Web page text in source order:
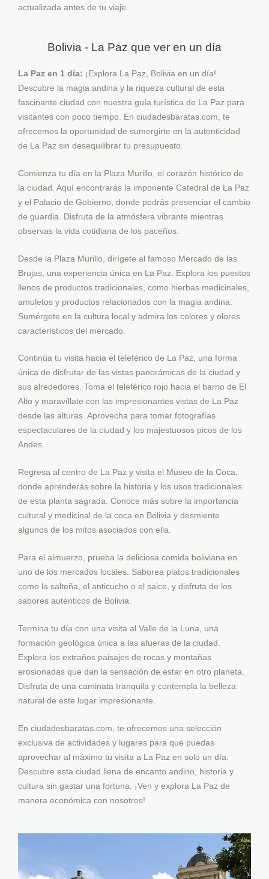
actualizada antes de tu viaje.
Bolivia - La Paz que ver en un día
La Paz en 1 día: ¡Explora La Paz, Bolivia en un día!
Descubre la magia andina y la riqueza cultural de esta
fascinante ciudad con nuestra guía turística de La Paz para
visitantes con poco tiempo. En ciudadesbaratas.com, te
ofrecemos la oportunidad de sumergirte en la autenticidad
de La Paz sin desequilibrar tu presupuesto.
Comienza tu día en la Plaza Murillo, el corazón histórico de
la ciudad. Aquí encontrarás la imponente Catedral de La Paz
y el Palacio de Gobierno, donde podrás presenciar el cambio
de guardia. Disfruta de la atmósfera vibrante mientras
observas la vida cotidiana de los paceños.
Desde la Plaza Murillo, dirígete al famoso Mercado de las
Brujas, una experiencia única en La Paz. Explora los puestos
llenos de productos tradicionales, como hierbas medicinales,
amuletos y productos relacionados con la magia andina.
Sumérgete en la cultura local y admira los colores y olores
característicos del mercado.
Continúa tu visita hacia el teleférico de La Paz, una forma
única de disfrutar de las vistas panorámicas de la ciudad y
sus alrededores. Toma el teleférico rojo hacia el barrio de El
Alto y maravíllate con las impresionantes vistas de La Paz
desde las alturas. Aprovecha para tomar fotografías
espectaculares de la ciudad y los majestuosos picos de los
Andes.
Regresa al centro de La Paz y visita el Museo de la Coca,
donde aprenderás sobre la historia y los usos tradicionales
de esta planta sagrada. Conoce más sobre la importancia
cultural y medicinal de la coca en Bolivia y desmiente
algunos de los mitos asociados con ella.
Para el almuerzo, prueba la deliciosa comida boliviana en
uno de los mercados locales. Saborea platos tradicionales
como la salteña, el anticucho o el saice, y disfruta de los
sabores auténticos de Bolivia.
Termina tu día con una visita al Valle de la Luna, una
formación geológica única a las afueras de la ciudad.
Explora los extraños paisajes de rocas y montañas
erosionadas que dan la sensación de estar en otro planeta.
Disfruta de una caminata tranquila y contempla la belleza
natural de este lugar impresionante.
En ciudadesbaratas.com, te ofrecemos una selección
exclusiva de actividades y lugares para que puedas
aprovechar al máximo tu visita a La Paz en solo un día.
Descubre esta ciudad llena de encanto andino, historia y
cultura sin gastar una fortuna. ¡Ven y explora La Paz de
manera económica con nosotros!